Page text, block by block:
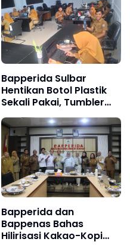
Bapperida Sulbar
Hentikan Botol Plastik
Sekali Pakai, Tumbler
Jadi Kewajiban
Bapperida dan
Bappenas Bahas
Hilirisasi Kakao-Kopi